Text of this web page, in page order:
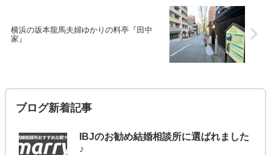
横浜の坂本龍馬夫婦ゆかりの料亭『田中
家』
ブログ新着記事
IBJのお勧め結婚相談所に選ばれました
♪